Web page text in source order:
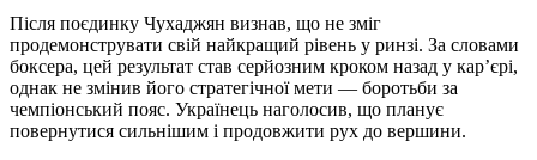
Після поєдинку Чухаджян визнав, що не зміг
продемонструвати свій найкращий рівень у ринзі. За словами
боксера, цей результат став серйозним кроком назад у кар’єрі,
однак не змінив його стратегічної мети — боротьби за
чемпіонський пояс. Українець наголосив, що планує
повернутися сильнішим і продовжити рух до вершини.